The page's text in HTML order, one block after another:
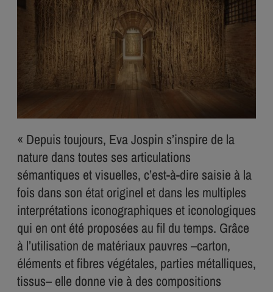
« Depuis toujours, Eva Jospin s’inspire de la
nature dans toutes ses articulations
sémantiques et visuelles, c’est-à-dire saisie à la
fois dans son état originel et dans les multiples
interprétations iconographiques et iconologiques
qui en ont été proposées au fil du temps. Grâce
à l’utilisation de matériaux pauvres –carton,
éléments et fibres végétales, parties métalliques,
tissus– elle donne vie à des compositions